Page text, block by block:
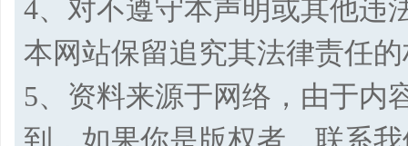
4、对不遵守本声明或其他违
本网站保留追究其法律责任
5、资料来源于网络，由于内